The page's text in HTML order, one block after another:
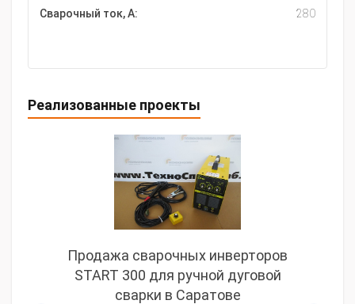
Сварочный ток, А:
280
Реализованные проекты
Продажа сварочных инверторов
START 300 для ручной дуговой
сварки в Саратове